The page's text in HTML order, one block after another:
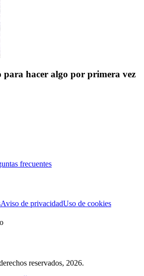
para hacer algo por primera vez
frecuentes
Aviso de privacidadUso de cookies
reservados, 2026.